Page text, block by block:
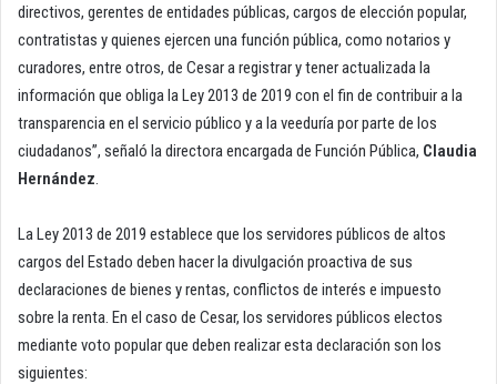
directivos, gerentes de entidades públicas, cargos de elección popular,
contratistas y quienes ejercen una función pública, como notarios y
curadores, entre otros, de Cesar a registrar y tener actualizada la
información que obliga la Ley 2013 de 2019 con el fin de contribuir a la
transparencia en el servicio público y a la veeduría por parte de los
ciudadanos”, señaló la directora encargada de Función Pública, Claudia
Hernández.
La Ley 2013 de 2019 establece que los servidores públicos de altos
cargos del Estado deben hacer la divulgación proactiva de sus
declaraciones de bienes y rentas, conflictos de interés e impuesto
sobre la renta. En el caso de Cesar, los servidores públicos electos
mediante voto popular que deben realizar esta declaración son los
siguientes: